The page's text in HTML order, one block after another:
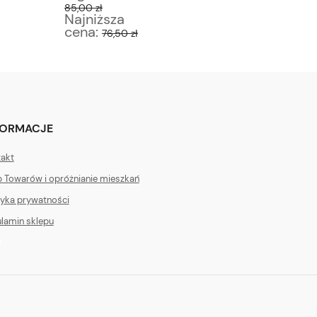
85,00 zł
Najniższa
cena: 76,50 zł
Towarów i opróżnianie mieszkań
prywatności
sklepu